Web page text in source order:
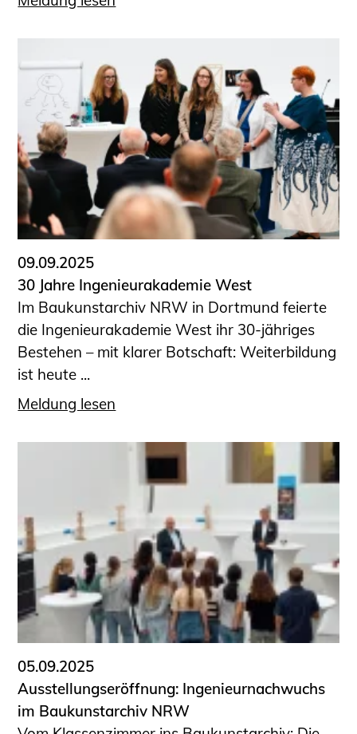
09.09.2025
30 Jahre Ingenieurakademie West
Im Baukunstarchiv NRW in Dortmund feierte
die Ingenieurakademie West ihr 30-jähriges
Bestehen – mit klarer Botschaft: Weiterbildung
ist heute ...
Meldung lesen
05.09.2025
Ausstellungseröffnung: Ingenieurnachwuchs
im Baukunstarchiv NRW